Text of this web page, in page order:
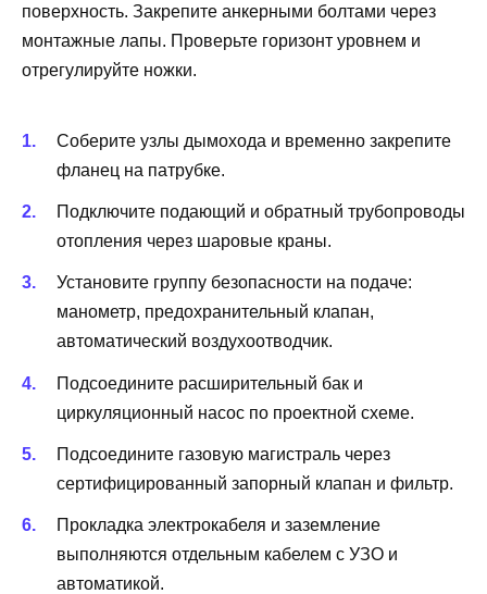
поверхность. Закрепите анкерными болтами через
монтажные лапы. Проверьте горизонт уровнем и
отрегулируйте ножки.
Соберите узлы дымохода и временно закрепите
фланец на патрубке.
Подключите подающий и обратный трубопроводы
отопления через шаровые краны.
Установите группу безопасности на подаче:
манометр, предохранительный клапан,
автоматический воздухоотводчик.
Подсоедините расширительный бак и
циркуляционный насос по проектной схеме.
Подсоедините газовую магистраль через
сертифицированный запорный клапан и фильтр.
Прокладка электрокабеля и заземление
выполняются отдельным кабелем с УЗО и
автоматикой.